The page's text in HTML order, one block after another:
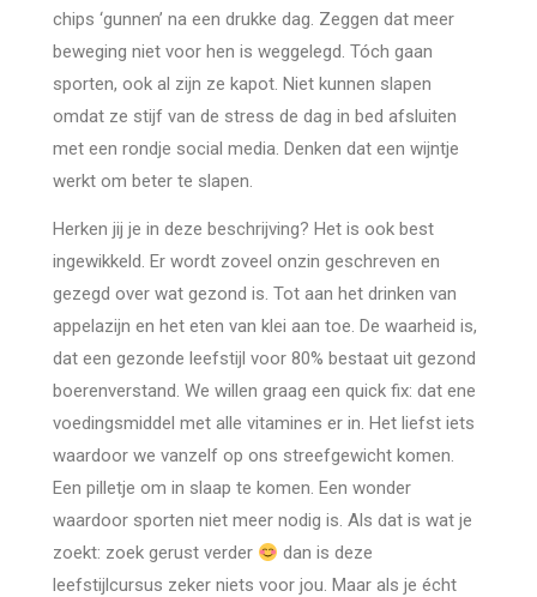
chips ‘gunnen’ na een drukke dag. Zeggen dat meer
beweging niet voor hen is weggelegd. Tóch gaan
sporten, ook al zijn ze kapot. Niet kunnen slapen
omdat ze stijf van de stress de dag in bed afsluiten
met een rondje social media. Denken dat een wijntje
werkt om beter te slapen.
Herken jij je in deze beschrijving? Het is ook best
ingewikkeld. Er wordt zoveel onzin geschreven en
gezegd over wat gezond is. Tot aan het drinken van
appelazijn en het eten van klei aan toe. De waarheid is,
dat een gezonde leefstijl voor 80% bestaat uit gezond
boerenverstand. We willen graag een quick fix: dat ene
voedingsmiddel met alle vitamines er in. Het liefst iets
waardoor we vanzelf op ons streefgewicht komen.
Een pilletje om in slaap te komen. Een wonder
waardoor sporten niet meer nodig is. Als dat is wat je
zoekt: zoek gerust verder
dan is deze
leefstijlcursus zeker niets voor jou. Maar als je écht